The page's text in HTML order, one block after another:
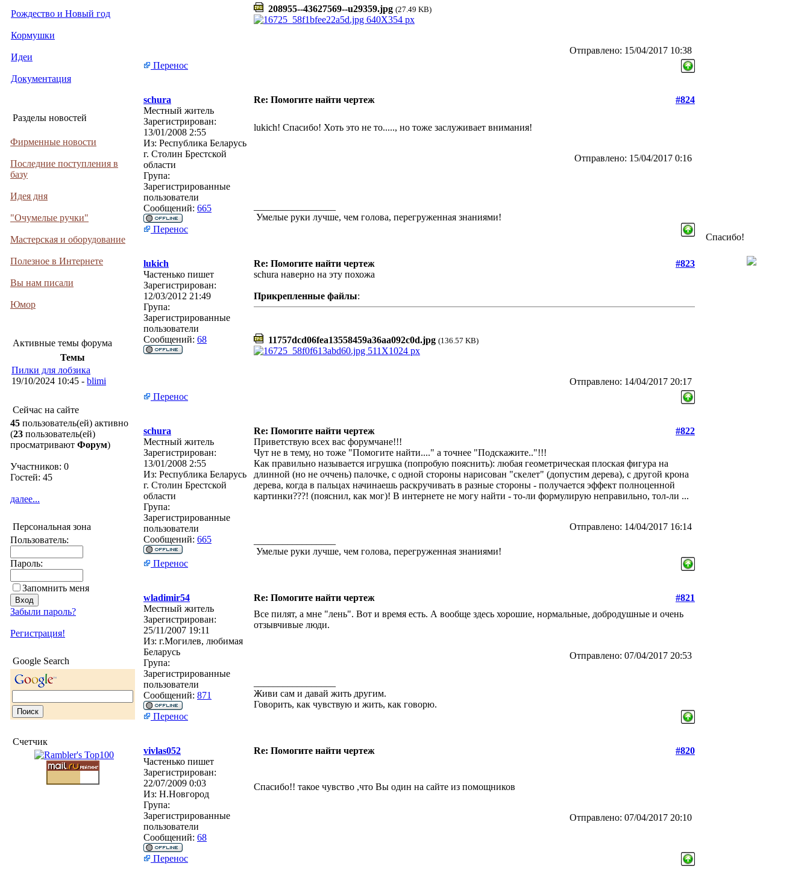
Рождество и Новый год
Кормушки
Идеи
Документация
Разделы новостей
Фирменные новости
Последние поступления в
базу
Идея дня
"Очумелые ручки"
Мастерская и оборудование
Полезное в Интернете
Вы нам писали
Юмор
Активные темы форума
Темы
Пилки для лобзика
19/10/2024 10:45 - blimi
Сейчас на сайте
45 пользователь(ей) активно
(23 пользователь(ей)
просматривают Форум)
Участников: 0
Гостей: 45
далее...
Персональная зона
Пользователь:
Пароль:
Запомнить меня
Забыли пароль?
Регистрация!
Google Search
Счетчик
208955--43627569--u29359.jpg (27.49 KB)
Отправлено: 15/04/2017 10:38
Перенос
schura Re: Помогите найти чертеж
#824
Местный житель
Зарегистрирован:
13/01/2008 2:55
Из: Республика Беларусь
г. Столин Брестской
области
Група:
Зарегистрированные
пользователи
Сообщений: 665
lukich! Спасибо! Хоть это не то....., но тоже заслуживает внимания!
Отправлено: 15/04/2017 0:16
Умелые руки лучше, чем голова, перегруженная знаниями!
Перенос
lukich Re: Помогите найти чертеж
#823
Частенько пишет
Зарегистрирован:
12/03/2012 21:49
Група:
Зарегистрированные
пользователи
Сообщений: 68
schura наверно на эту похожа
Прикрепленные файлы:
11757dcd06fea13558459a36aa092c0d.jpg (136.57 KB)
Отправлено: 14/04/2017 20:17
Перенос
schura Re: Помогите найти чертеж
#822
Местный житель
Зарегистрирован:
13/01/2008 2:55
Из: Республика Беларусь
г. Столин Брестской
области
Група:
Зарегистрированные
пользователи
Сообщений: 665
Приветствую всех вас форумчане!!!
Чут не в тему, но тоже "Помогите найти...." а точнее "Подскажите.."!!!
Как правильно называется игрушка (попробую пояснить): любая геометрическая плоская фигура на
длинной (но не оччень) палочке, с одной стороны нарисован "скелет" (допустим дерева), с другой крона
дерева, когда в пальцах начинаешь раскручивать в разные стороны - получается эффект полноценной
картинки???! (пояснил, как мог)! В интернете не могу найти - то-ли формулирую неправильно, тол-ли ...
Отправлено: 14/04/2017 16:14
Умелые руки лучше, чем голова, перегруженная знаниями!
Перенос
wladimir54 Re: Помогите найти чертеж
#821
Местный житель
Зарегистрирован:
25/11/2007 19:11
Из: г.Могилев, любимая
Беларусь
Група:
Зарегистрированные
пользователи
Сообщений: 871
Все пилят, а мне "лень". Вот и время есть. А вообще здесь хорошие, нормальные, добродушные и очень
отзывчивые люди.
Отправлено: 07/04/2017 20:53
Живи сам и давай жить другим.
Говорить, как чувствую и жить, как говорю.
Перенос
vivlas052 Re: Помогите найти чертеж
#820
Частенько пишет
Зарегистрирован:
22/07/2009 0:03
Из: Н.Новгород
Група:
Зарегистрированные
пользователи
Сообщений: 68
Спасибо!! такое чувство ,что Вы один на сайте из помощников
Отправлено: 07/04/2017 20:10
Перенос
Спасибо!